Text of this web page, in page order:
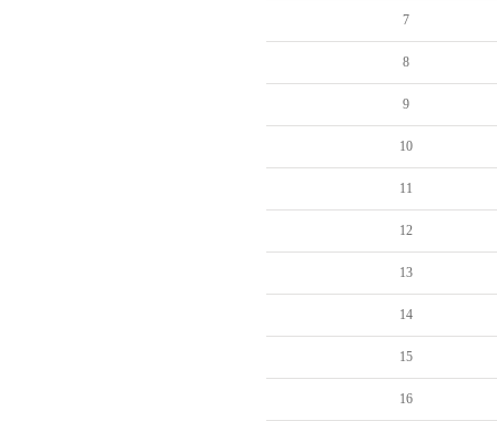
7
8
9
10
11
12
13
14
15
16